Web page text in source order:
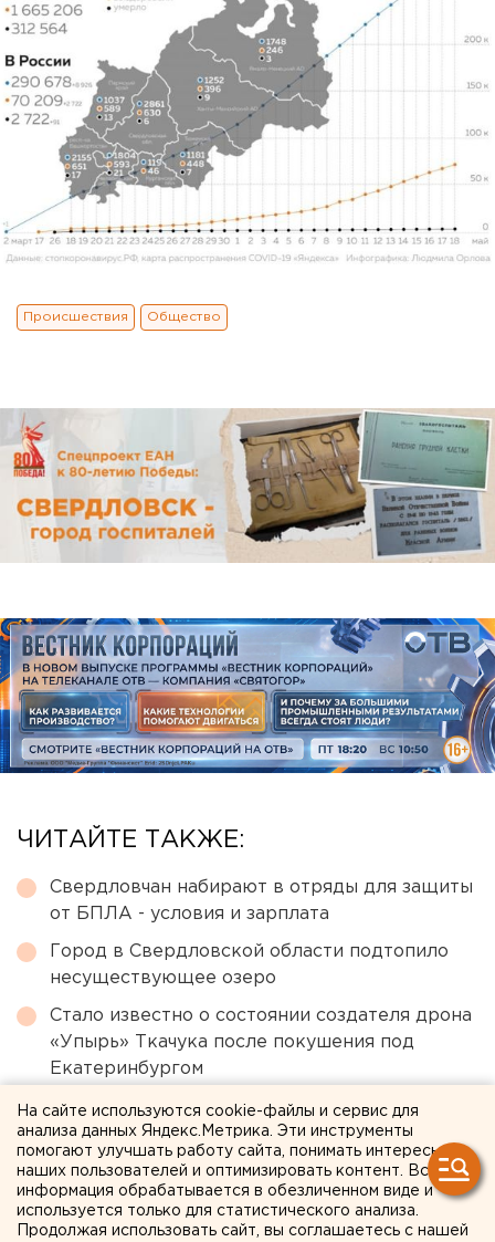
Происшествия Общество
ЧИТАЙТЕ ТАКЖЕ:
Свердловчан набирают в отряды для защиты
от БПЛА - условия и зарплата
Город в Свердловской области подтопило
несуществующее озеро
Стало известно о состоянии создателя дрона
«Упырь» Ткачука после покушения под
Екатеринбургом
Режим БПЛА-опасности ввели в Пермском
крае
Челябинцы жалуются на коричневую воду из
кранов
На сайте используются cookie-файлы и сервис для
анализа данных Яндекс.Метрика. Эти инструменты
помогают улучшать работу сайта, понимать интересы
наших пользователей и оптимизировать контент. Вся
информация обрабатывается в обезличенном виде и
используется только для статистического анализа.
Продолжая использовать сайт, вы соглашаетесь с нашей